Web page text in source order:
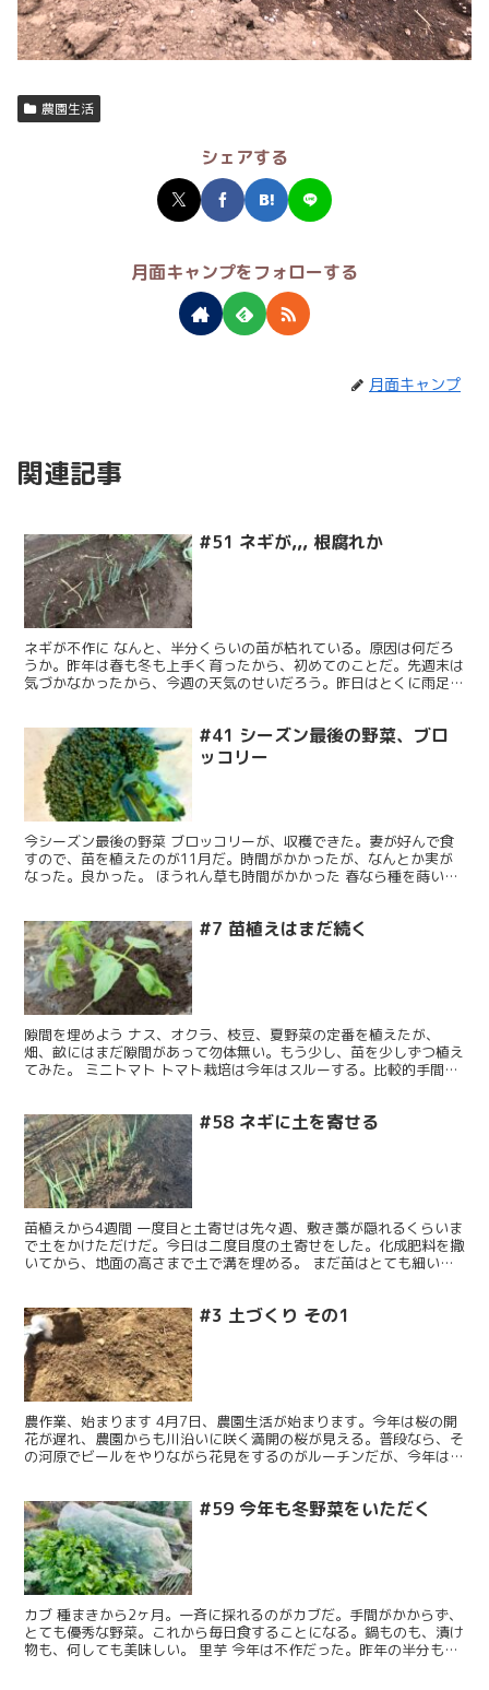
農園生活
シェアする
月面キャンプをフォローする
月面キャンプ
関連記事
#51 ネギが,,, 根腐れか
ネギが不作に なんと、半分くらいの苗が枯れている。原因は何だろ
うか。昨年は春も冬も上手く育ったから、初めてのことだ。先週末は
気づかなかったから、今週の天気のせいだろう。昨日はとくに雨足が
#41 シーズン最後の野菜、ブロ
ッコリー
今シーズン最後の野菜 ブロッコリーが、収穫できた。妻が好んで食
すので、苗を植えたのが11月だ。時間がかかったが、なんとか実が
なった。良かった。 ほうれん草も時間がかかった 春なら種を蒔いて
#7 苗植えはまだ続く
隙間を埋めよう ナス、オクラ、枝豆、夏野菜の定番を植えたが、
畑、畝にはまだ隙間があって勿体無い。もう少し、苗を少しずつ植え
てみた。 ミニトマト トマト栽培は今年はスルーする。比較的手間が
#58 ネギに土を寄せる
苗植えから4週間 一度目と土寄せは先々週、敷き藁が隠れるくらいま
で土をかけただけだ。今日は二度目度の土寄せをした。化成肥料を撒
いてから、地面の高さまで土で溝を埋める。 まだ苗はとても細い。
#3 土づくり その1
農作業、始まります 4月7日、農園生活が始まります。今年は桜の開
花が遅れ、農園からも川沿いに咲く満開の桜が見える。普段なら、そ
の河原でビールをやりながら花見をするのがルーチンだが、今年は違
#59 今年も冬野菜をいただく
カブ 種まきから2ヶ月。一斉に採れるのがカブだ。手間がかからず、
とても優秀な野菜。これから毎日食することになる。鍋ものも、漬け
物も、何しても美味しい。 里芋 今年は不作だった。昨年の半分も無